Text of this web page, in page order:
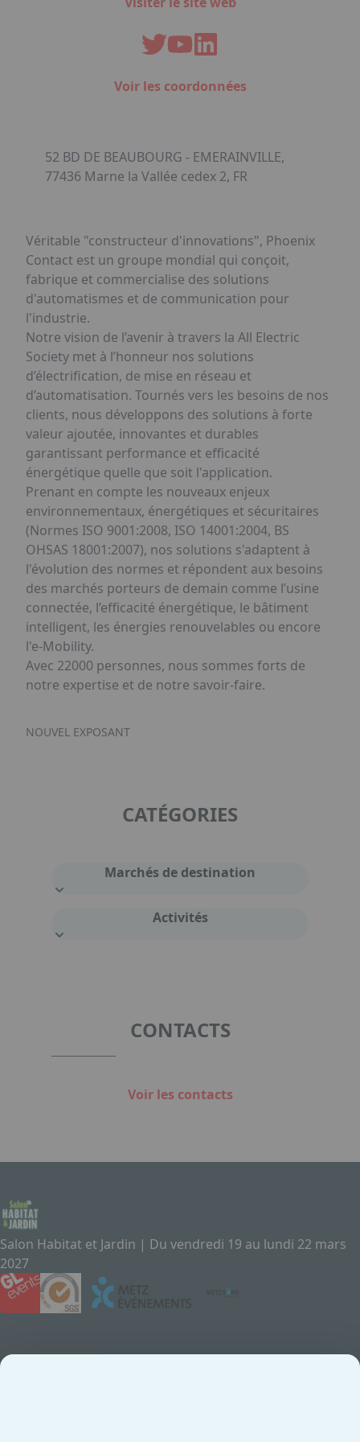
Voir les coordonnées
52 BD DE BEAUBOURG - EMERAINVILLE,
77436 Marne la Vallée cedex 2, FR
Véritable "constructeur d'innovations", Phoenix
Contact est un groupe mondial qui conçoit,
fabrique et commercialise des solutions
d'automatismes et de communication pour
l'industrie.
Notre vision de l’avenir à travers la All Electric
Society met à l’honneur nos solutions
d’électrification, de mise en réseau et
d’automatisation. Tournés vers les besoins de nos
clients, nous développons des solutions à forte
valeur ajoutée, innovantes et durables
garantissant performance et efficacité
énergétique quelle que soit l'application.
Prenant en compte les nouveaux enjeux
environnementaux, énergétiques et sécuritaires
(Normes ISO 9001:2008, ISO 14001:2004, BS
OHSAS 18001:2007), nos solutions s'adaptent à
l'évolution des normes et répondent aux besoins
des marchés porteurs de demain comme l’usine
connectée, l’efficacité énergétique, le bâtiment
intelligent, les énergies renouvelables ou encore
l'e-Mobility.
Avec 22000 personnes, nous sommes forts de
notre expertise et de notre savoir-faire.
NOUVEL EXPOSANT
CATÉGORIES
Marchés de destination
Activités
CONTACTS
Voir les contacts
Salon Habitat et Jardin | Du vendredi 19 au lundi 22 mars
2027